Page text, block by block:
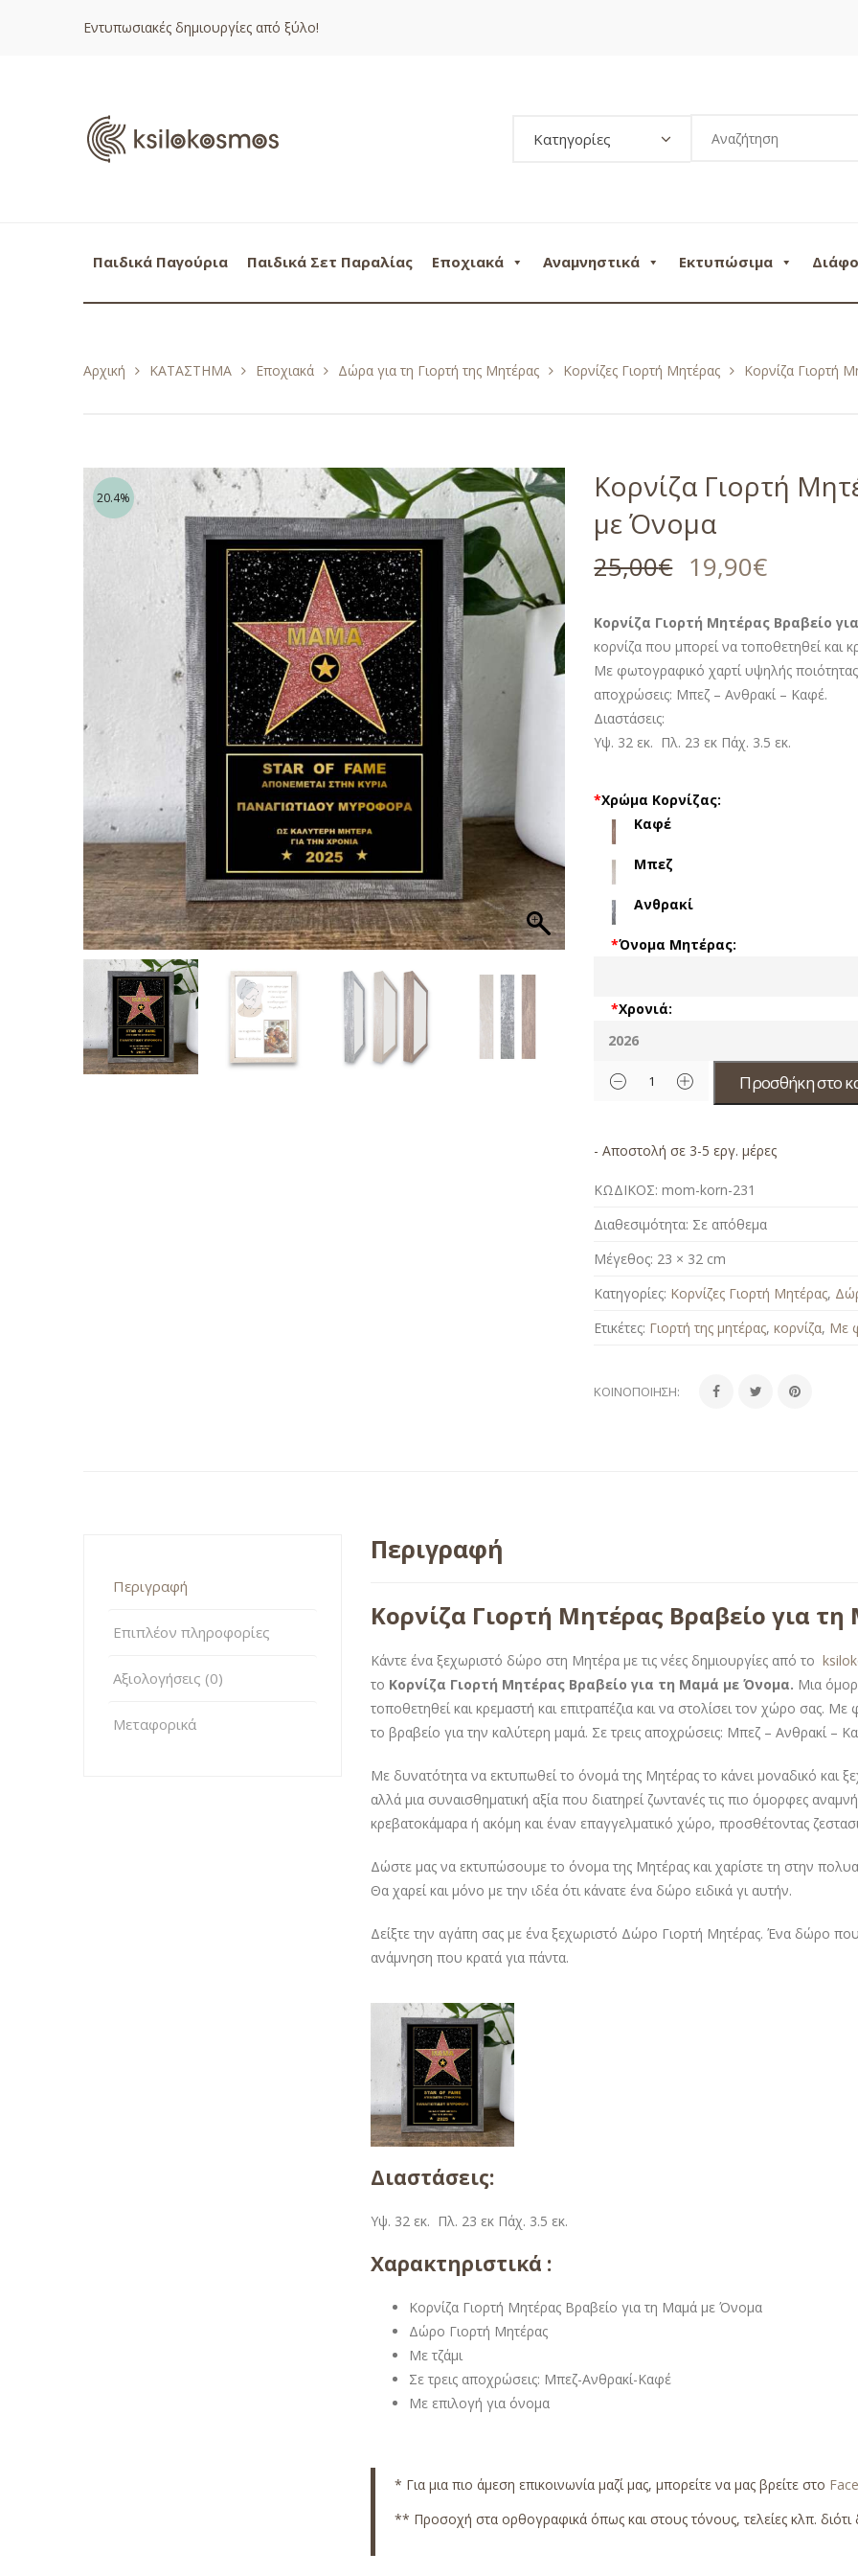
Εντυπωσιακές δημιουργίες από ξύλο!
Κατηγορίες
Παιδικά Παγούρια Παιδικά Σετ Παραλίας Εποχιακά Αναμνηστικά Εκτυπώσιμα
Αρχική ΚΑΤΑΣΤΗΜΑ Εποχιακά Δώρα για τη Γιορτή της Μητέρας Κορνίζες Γιορτή Μητέρας Κορνίζα Γιορτή
20.4%
Κορνίζα Γιορτή
με Όνομα
25,00€ 19,90€
Κορνίζα Γιορτή Μητέρας Βραβείο
κορνίζα που μπορεί να τοποθετηθεί και
Με φωτογραφικό χαρτί υψηλής
αποχρώσεις: Μπεζ – Ανθρακί – Καφέ.
Διαστάσεις:
Υψ. 32 εκ. Πλ. 23 εκ Πάχ. 3.5 εκ.
*Χρώμα Κορνίζας:
Καφέ
Μπεζ
Ανθρακί
*Όνομα Μητέρας:
*Χρονιά:
Προσθήκη στο
- Αποστολή σε 3-5 εργ. μέρες
ΚΩΔΙΚΟΣ: mom-korn-231
Διαθεσιμότητα: Σε απόθεμα
Μέγεθος: 23 × 32 cm
Κατηγορίες: Κορνίζες Γιορτή Μητέρας,
Ετικέτες: Γιορτή της μητέρας,κορνίζα, Με
ΚΟΙΝΟΠΟΊΗΣΗ:
Περιγραφή
Επιπλέον πληροφορίες
Αξιολογήσεις (0)
Μεταφορικά
Περιγραφή
Κορνίζα Γιορτή Μητέρας Βραβείο για
Κάντε ένα ξεχωριστό δώρο στη Μητέρα με τις νέες δημιουργίες από το
το Κορνίζα Γιορτή Μητέρας Βραβείο για τη Μαμά με Όνομα. Μια
τοποθετηθεί και κρεμαστή και επιτραπέζια και να στολίσει τον χώρο σας.
το βραβείο για την καλύτερη μαμά. Σε τρεις αποχρώσεις: Μπεζ – Ανθρακί –
Με δυνατότητα να εκτυπωθεί το όνομά της Μητέρας το κάνει μοναδικό και
αλλά μια συναισθηματική αξία που διατηρεί ζωντανές τις πιο όμορφες
κρεβατοκάμαρα ή ακόμη και έναν επαγγελματικό χώρο, προσθέτοντας
Δώστε μας να εκτυπώσουμε το όνομα της Μητέρας και χαρίστε τη στην
Θα χαρεί και μόνο με την ιδέα ότι κάνατε ένα δώρο ειδικά γι αυτήν.
Δείξτε την αγάπη σας με ένα ξεχωριστό Δώρο Γιορτή Μητέρας. Ένα δώρο
ανάμνηση που κρατά για πάντα.
Διαστάσεις:
Υψ. 32 εκ. Πλ. 23 εκ Πάχ. 3.5 εκ.
Χαρακτηριστικά :
Κορνίζα Γιορτή Μητέρας Βραβείο για τη Μαμά με Όνομα
Δώρο Γιορτή Μητέρας
Με τζάμι
Σε τρεις αποχρώσεις: Μπεζ-Ανθρακί-Καφέ
Με επιλογή για όνομα
* Για μια πιο άμεση επικοινωνία μαζί μας, μπορείτε να μας βρείτε στο
** Προσοχή στα ορθογραφικά όπως και στους τόνους, τελείες κλπ. διότι